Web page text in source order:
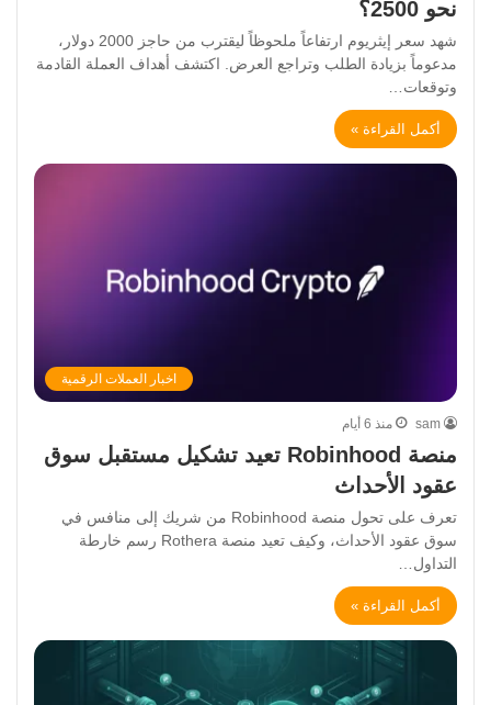
نحو 2500؟
شهد سعر إيثريوم ارتفاعاً ملحوظاً ليقترب من حاجز 2000 دولار،
مدعوماً بزيادة الطلب وتراجع العرض. اكتشف أهداف العملة القادمة
وتوقعات…
أكمل القراءة »
اخبار العملات الرقمية
sam منذ 6 أيام
منصة Robinhood تعيد تشكيل مستقبل سوق
عقود الأحداث
تعرف على تحول منصة Robinhood من شريك إلى منافس في
سوق عقود الأحداث، وكيف تعيد منصة Rothera رسم خارطة
التداول…
أكمل القراءة »